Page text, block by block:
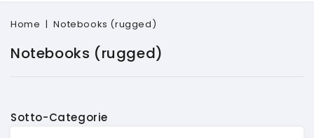
Home Notebooks (rugged)
Notebooks (rugged)
Sotto-Categorie